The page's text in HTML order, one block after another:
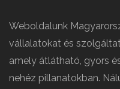
Weboldalunk
vállalatokat és
amely átlátható, gyors
nehéz pillanatokban.